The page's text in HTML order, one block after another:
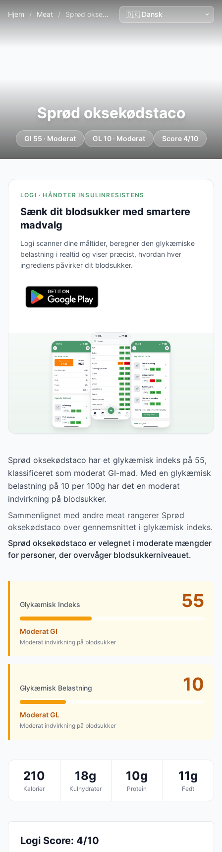
Hjem / Meat / Sprød oksekødstaco
Sprød oksekødstaco
GI 55 · Moderat GL 10 · Moderat Score 4/10
LOGI · HÅNDTER INSULINRESISTENS
Sænk dit blodsukker med smartere
madvalg
Logi scanner dine måltider, beregner den glykæmiske
belastning i realtid og viser præcist, hvordan hver
ingrediens påvirker dit blodsukker.
Sprød oksekødstaco har et glykæmisk indeks på 55,
klassificeret som moderat GI-mad. Med en glykæmisk
belastning på 10 per 100g har det en moderat
indvirkning på blodsukker.
Sammenlignet med andre meat rangerer Sprød
oksekødstaco over gennemsnittet i glykæmisk indeks.
Sprød oksekødstaco er velegnet i moderate mængder
for personer, der overvåger blodsukkerniveauet.
Glykæmisk Indeks 55
Moderat GI
Moderat indvirkning på blodsukker
Glykæmisk Belastning 10
Moderat GL
Moderat indvirkning på blodsukker
210
Kalorier
18g
Kulhydrater
10g
Protein
11g
Fedt
Logi Score: 4/10